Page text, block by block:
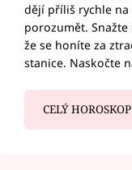
dějí příliš rychle
porozumět.
že se honíte za
stanice. Naskočte
CELÝ